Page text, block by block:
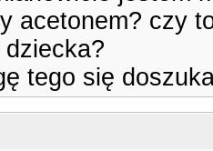
acetonem? czy
dziecka?
tego się